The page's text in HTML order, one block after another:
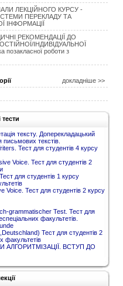
ЛЕКЦІЙНОГО КУРСУ -
ПЕРЕКЛАДУ ТА
ІНФОРМАЦІЇ
РЕКОМЕНДАЦІЇ ДО
ІНДИВІДУАЛЬНОЇ
роботи з
докладніше >>
тести
тексту. Доперекладацький
письмових текстів.
Тест для студентів 4 курсу
Voice. Тест для студентів 2
для студентів 1 курсу
Voice. Тест для студентів 2 курсу
grammatischer Test. Тест для
факультетів.
Тест для студентів 2
факультетів
АЛГОРИТМІЗАЦІЇ. ВСТУП ДО